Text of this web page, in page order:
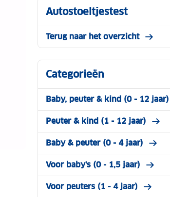
Autostoeltjestest
Terug naar het overzicht
Categorieën
Baby, peuter & kind (0 - 12 jaar)
Peuter & kind (1 - 12 jaar)
Baby & peuter (0 - 4 jaar)
Voor baby's (0 - 1,5 jaar)
Voor peuters (1 - 4 jaar)